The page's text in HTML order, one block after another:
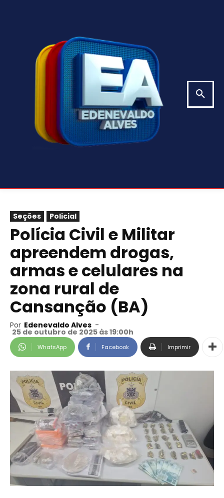
Seções Policial
Polícia Civil e Militar
apreendem drogas,
armas e celulares na
zona rural de
Cansanção (BA)
Por Edenevaldo Alves -
25 de outubro de 2025 às 19:00h
WhatsApp Facebook Imprimir